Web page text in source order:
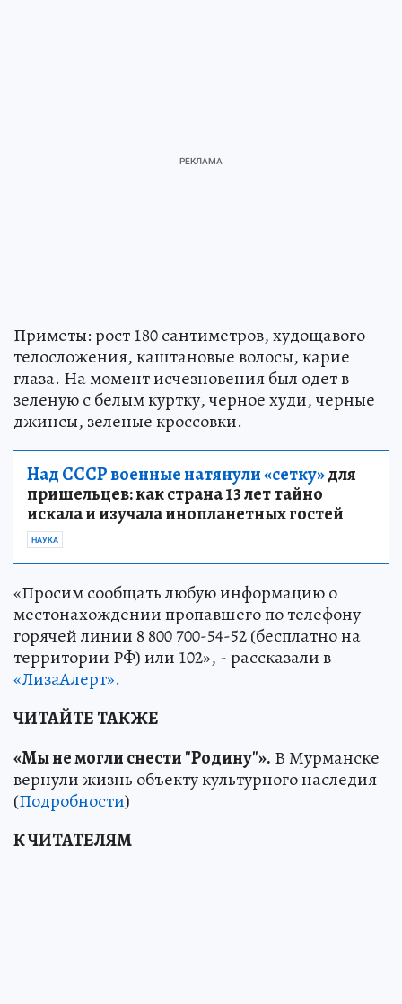
Приметы: рост 180 сантиметров, худощавого
телосложения, каштановые волосы, карие
глаза. На момент исчезновения был одет в
зеленую с белым куртку, черное худи, черные
джинсы, зеленые кроссовки.
Над СССР военные натянули «сетку»для
пришельцев: как страна 13 лет тайно
искала и изучала инопланетных гостей
НАУКА
«Просим сообщать любую информацию о
местонахождении пропавшего по телефону
горячей линии 8 800 700-54-52 (бесплатно на
территории РФ) или 102», - рассказали в
«ЛизаАлерт».
ЧИТАЙТЕ ТАКЖЕ
«Мы не могли снести "Родину"». В Мурманске
вернули жизнь объекту культурного наследия
(Подробности)
К ЧИТАТЕЛЯМ